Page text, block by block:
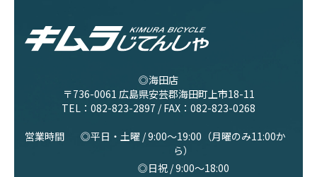
◎海田店
〒736-0061 広島県安芸郡海田町上市18-11
TEL： 082-823-2897 / FAX：082-823-0268
営業時間
◎平日・土曜 / 9:00〜19:00（月曜のみ11:00か
ら）
◎日祝 / 9:00〜18:00